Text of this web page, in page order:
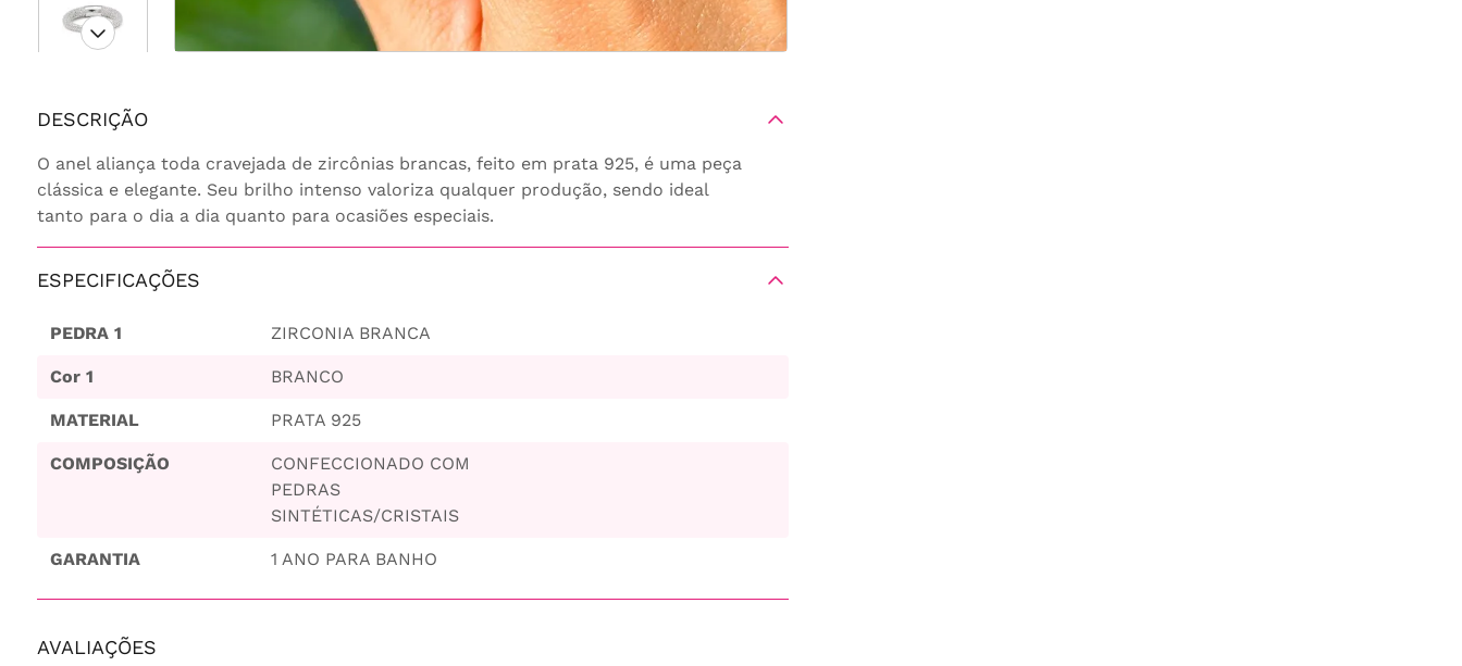
DESCRIÇÃO
O anel aliança toda cravejada de zircônias brancas, feito em prata 925, é uma peça
clássica e elegante. Seu brilho intenso valoriza qualquer produção, sendo ideal
tanto para o dia a dia quanto para ocasiões especiais.
ESPECIFICAÇÕES
PEDRA 1 ZIRCONIA BRANCA
Cor 1 BRANCO
MATERIAL PRATA 925
COMPOSIÇÃO
CONFECCIONADO COM
PEDRAS
SINTÉTICAS/CRISTAIS
GARANTIA 1 ANO PARA BANHO
AVALIAÇÕES